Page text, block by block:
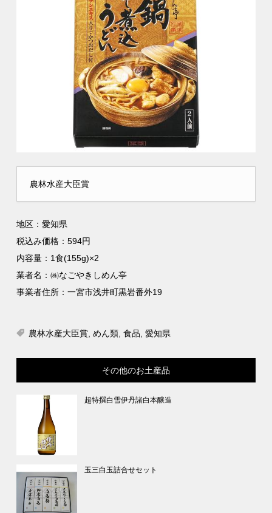
農林水産大臣賞
地区：愛知県
税込み価格：594円
内容量：1食(155g)×2
業者名：㈱なごやきしめん亭
事業者住所：一宮市浅井町黒岩番外19
農林水産大臣賞,めん類,食品,愛知県
その他のお土産品
超特撰白雪伊丹諸白本醸造
玉三白玉詰合せセット